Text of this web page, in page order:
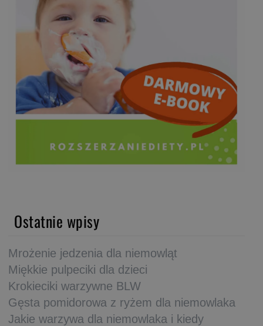
Ostatnie wpisy
Mrożenie jedzenia dla niemowląt
Miękkie pulpeciki dla dzieci
Krokieciki warzywne BLW
Gęsta pomidorowa z ryżem dla niemowlaka
Jakie warzywa dla niemowlaka i kiedy